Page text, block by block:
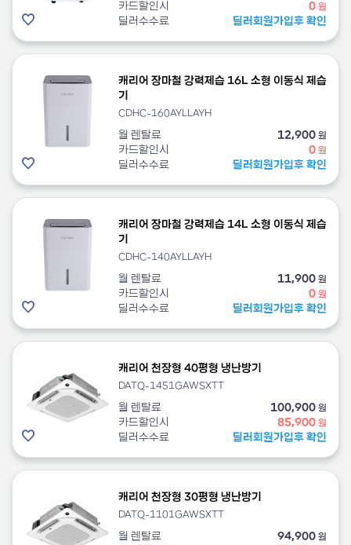
카드할인시 0 원
딜러수수료 딜러회원가입후 확인
캐리어 장마철 강력제습 16L 소형 이동식 제습
기
CDHC-160AYLLAYH
월 렌탈료 12,900 원
카드할인시 0 원
딜러수수료 딜러회원가입후 확인
캐리어 장마철 강력제습 14L 소형 이동식 제습
기
CDHC-140AYLLAYH
월 렌탈료 11,900 원
카드할인시 0 원
딜러수수료 딜러회원가입후 확인
캐리어 천장형 40평형 냉난방기
DATQ-1451GAWSXTT
월 렌탈료 100,900 원
카드할인시 85,900 원
딜러수수료 딜러회원가입후 확인
캐리어 천장형 30평형 냉난방기
DATQ-1101GAWSXTT
월 렌탈료 94,900 원